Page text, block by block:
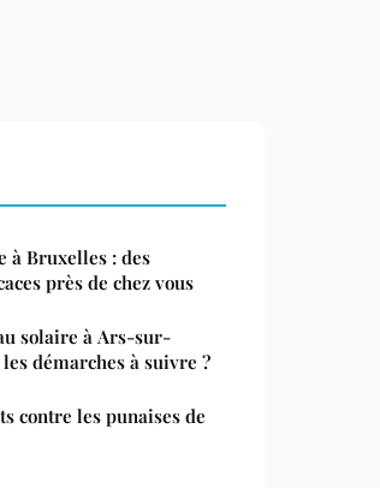
à Bruxelles : des
près de chez vous
solaire à Ars-sur-
démarches à suivre ?
contre les punaises de